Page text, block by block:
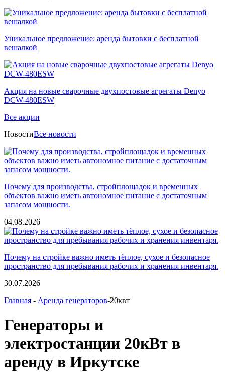
Уникальное предложение: аренда бытовки с бесплатной
вешалкой
Акция на новые сварочные двухпостовые агрегаты Denyo
DCW-480ESW
Все акции
НовостиВсе новости
Почему для производства, стройплощадок и временных
объектов важно иметь автономное питание с достаточным
запасом мощности.
04.08.2026
Почему на стройке важно иметь тёплое, сухое и безопасное
пространство для пребывания рабочих и хранения инвентаря.
30.07.2026
Главная - Аренда генераторов-20квт
Генераторы и
электростанции 20кВт в
аренду в Иркутске